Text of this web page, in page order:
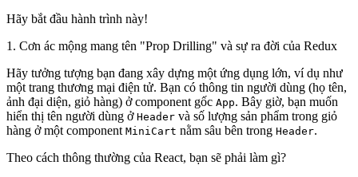
Hãy bắt đầu hành trình này!
1. Cơn ác mộng mang tên "Prop Drilling" và sự ra đời của Redux
Hãy tưởng tượng bạn đang xây dựng một ứng dụng lớn, ví dụ như
một trang thương mại điện tử. Bạn có thông tin người dùng (họ tên,
ảnh đại diện, giỏ hàng) ở component gốc App. Bây giờ, bạn muốn
hiển thị tên người dùng ở Header và số lượng sản phẩm trong giỏ
hàng ở một component MiniCart nằm sâu bên trong Header.
Theo cách thông thường của React, bạn sẽ phải làm gì?